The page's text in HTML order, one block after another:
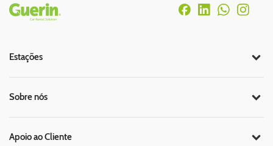
Rodapé
Estações
Sobre nós
Apoio ao Cliente